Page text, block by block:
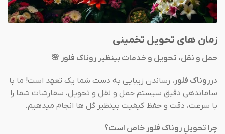
زمان های تحویل تخمینی
حمل و نقل، تحویل و خدمات بینظیر روناک فلور 🌸
در روناک فلور ، رساندن زیبایی به دست شما یک تعهد است! ما با
ساماندهی دقیق سیستم حمل و نقل و تحویل، سفارشات شما را
با سرعت، دقت و حفظ کیفیت بینظیر گل ها انجام میدهیم.
چرا تحویلِ روناک فلور خاص است؟